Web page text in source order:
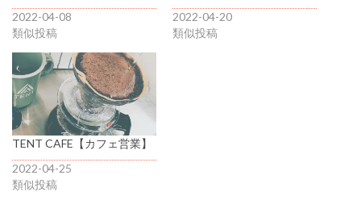
2022-04-08
類似投稿
2022-04-20
類似投稿
TENT CAFE【カフェ営業】
2022-04-25
類似投稿